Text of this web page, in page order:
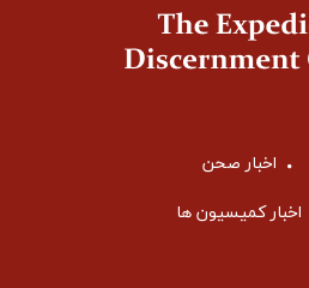
اخبار صحن
اخبار کمیسیون ها